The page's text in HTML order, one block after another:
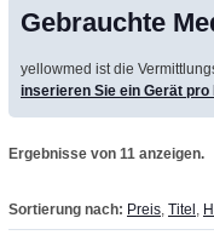
Gebrauchte
yellowmed ist die
inserieren Sie ein Gerät
Ergebnisse von 11 anzeigen.
Sortierung nach: Preis Titel